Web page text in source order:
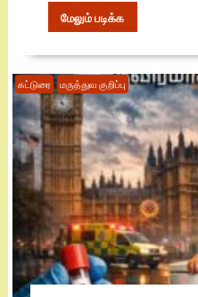
மேலும் படிக்க
கட்டுரை மருத்துவ குறிப்பு